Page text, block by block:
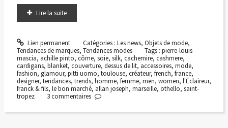
Lire la suite
Lien permanent Catégories : Les news, Objets de mode,
Tendances de marques, Tendances modes Tags :pierre-louis
mascia, achille pinto, côme, soie, silk, cachemire, cashmere,
cardigans, blanket, couverture, dessus de lit, accessoires, mode,
fashion, glamour, pitti uomo, toulouse, créateur, french, france,
designer, tendances, trends, homme, femme, men, women, l'Éclaireur,
franck & fils, le bon marché, allan joseph, marseille, othello, saint-
tropez
3commentaires